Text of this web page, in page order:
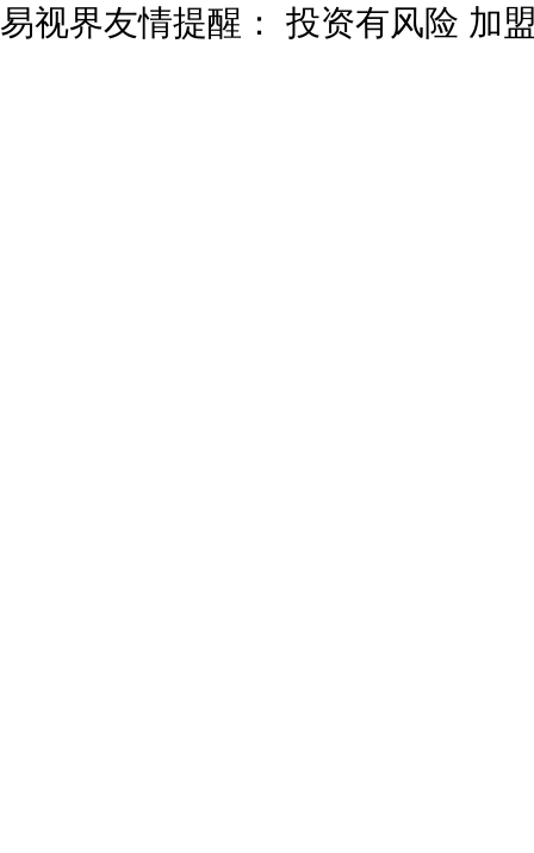
易视界友情提醒：
投资有风险 加